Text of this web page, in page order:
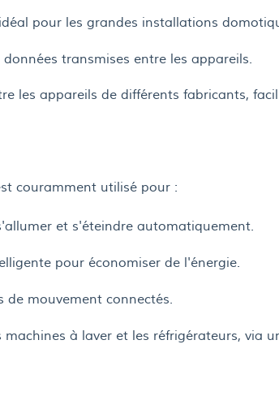
pour les grandes installations
transmises entre les appareils.
les appareils de différents fabricants,
couramment utilisé pour :
et s'éteindre automatiquement.
pour économiser de l'énergie.
de mouvement connectés.
à laver et les réfrigérateurs, via